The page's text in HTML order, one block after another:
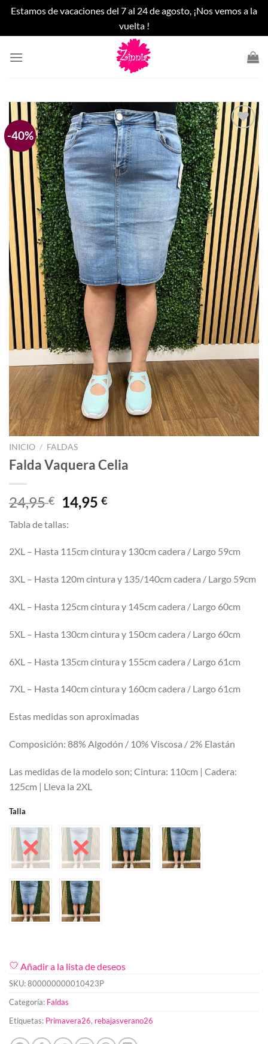
Estamos de vacaciones del 7 al 24 de agosto, ¡Nos vemos a la
vuelta !
-40%
Añadir
a la
lista
de
deseos
INICIO / FALDAS
Falda Vaquera Celia
24,95€
El
precio
original
era:
24,95 €.
14,95€El
14,95 €.
Tabla de tallas:
2XL – Hasta 115cm cintura y 130cm cadera / Largo 59cm
3XL – Hasta 120m cintura y 135/140cm cadera / Largo 59cm
4XL – Hasta 125cm cintura y 145cm cadera / Largo 60cm
5XL – Hasta 130cm cintura y 150cm cadera / Largo 60cm
6XL – Hasta 135cm cintura y 155cm cadera / Largo 61cm
7XL – Hasta 140cm cintura y 160cm cadera / Largo 61cm
Estas medidas son aproximadas
Composición: 88% Algodón / 10% Viscosa / 2% Elastán
Las medidas de la modelo son; Cintura: 110cm | Cadera:
125cm | Lleva la 2XL
Talla
Añadir a la lista de deseos
SKU:800000000010423P
Categoría: Faldas
Etiquetas: Primavera26, rebajasverano26